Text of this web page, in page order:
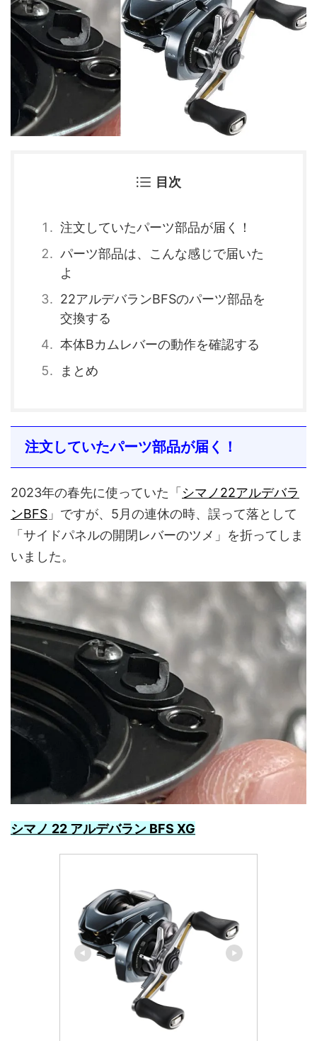
目次
注文していたパーツ部品が届く！
パーツ部品は、こんな感じで届いた
よ
22アルデバランBFSのパーツ部品を
交換する
本体Bカムレバーの動作を確認する
まとめ
注文していたパーツ部品が届く！
2023年の春先に使っていた「 シマノ22アルデバラ
ンBFS 」ですが、5月の連休の時、誤って落として
「サイドパネルの開閉レバーのツメ」を折ってしま
いました。
シマノ 22 アルデバラン BFS XG